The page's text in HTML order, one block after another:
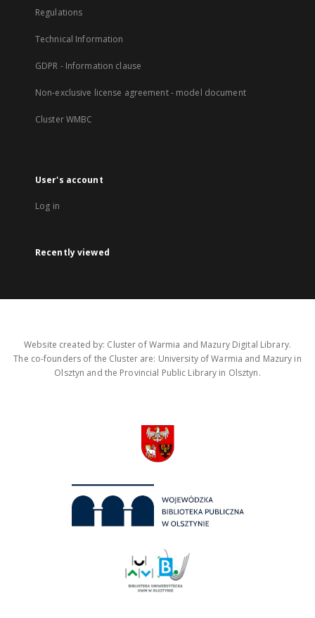
Regulations
Technical Information
GDPR - Information clause
Non-exclusive license agreement - model document
Cluster WMBC
User's account
Log in
Recently viewed
Website created by: Cluster of Warmia and Mazury Digital Library.
The co-founders of the Cluster are: University of Warmia and Mazury in
Olsztyn and the Provincial Public Library in Olsztyn.